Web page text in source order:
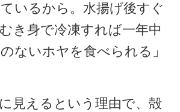
いるから。水揚げ後すぐ
き身で冷凍すれば一年中
ないホヤを食べられる」
見えるという理由で、殻